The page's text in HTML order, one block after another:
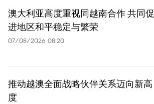
澳大利亚高度重视同越南合作 共同促
进地区和平稳定与繁荣
07/08/2026 08:20
推动越澳全面战略伙伴关系迈向新高
度